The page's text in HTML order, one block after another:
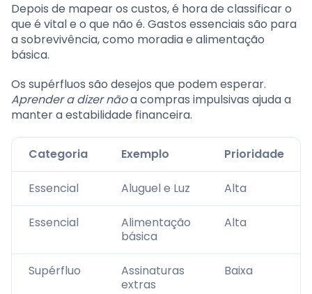
Depois de mapear os custos, é hora de classificar o
que é vital e o que não é. Gastos essenciais são para
a sobrevivência, como moradia e alimentação
básica.
Os supérfluos são desejos que podem esperar.
Aprender a dizer nãoa compras impulsivas ajuda a
manter a estabilidade financeira.
Categoria Exemplo Prioridade
Essencial Aluguel e Luz Alta
Essencial
Alimentação
básica
Alta
Supérfluo
Assinaturas
extras
Baixa